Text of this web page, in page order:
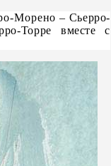
Морено – Сьерро-
Торре вместе с